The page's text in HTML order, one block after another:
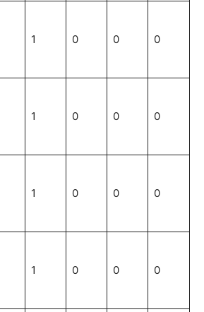
1 0 0 0
1 0 0 0
1 0 0 0
1 0 0 0